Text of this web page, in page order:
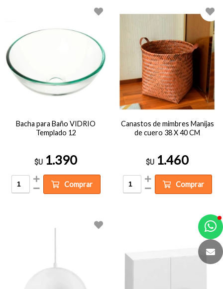
Bacha para Baño VIDRIO
Templado 12
$U 1.390
Comprar
Canastos de mimbres Manijas
de cuero 38 X 40 CM
$U 1.460
Comprar